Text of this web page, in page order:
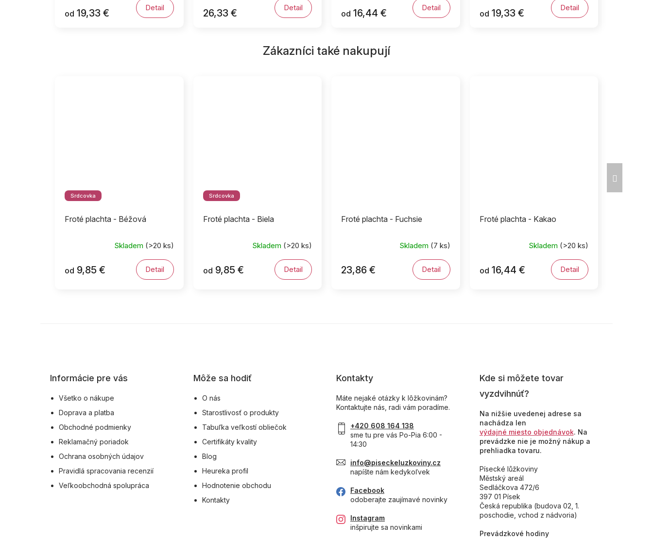
od 19,33 € Detail 26,33 € Detail
od 16,44 € Detail
od 19,33 € Detail
Zákazníci také nakupují
Srdcovka
Froté plachta - Béžová
Skladem (>20 ks)
od 9,85 € Detail
Srdcovka
Froté plachta - Biela
Skladem (>20 ks)
od 9,85 € Detail
Froté plachta - Fuchsie
Skladem (7 ks)
23,86 € Detail
Froté plachta - Kakao
Skladem (>20 ks)
od 16,44 € Detail
Informácie pre vás
Všetko o nákupe
Doprava a platba
Obchodné podmienky
Reklamačný poriadok
Ochrana osobných údajov
Pravidlá spracovania recenzií
Veľkoobchodná spolupráca
Môže sa hodiť
O nás
Starostlivosť o produkty
Tabuľka veľkostí obliečok
Certifikáty kvality
Blog
Heureka profil
Hodnotenie obchodu
Kontakty
Kontakty
Máte nejaké otázky k lôžkovinám?
Kontaktujte nás, radi vám poradíme.
+420 608 164 138
sme tu pre vás Po-Pia 6:00 -
14:30
info@piseckeluzkoviny.cz
napíšte nám kedykoľvek
Facebook
odoberajte zaujímavé novinky
Instagram
inšpirujte sa novinkami
Kde si môžete tovar
vyzdvihnúť?
Na nižšie uvedenej adrese sa
nachádza len
výdajné miesto objednávok. Na
prevádzke nie je možný nákup a
prehliadka tovaru.
Písecké lůžkoviny
Městský areál
Sedláčkova 472/6
397 01 Písek
Česká republika (budova 02, 1.
poschodie, vchod z nádvoria)
Prevádzkové hodiny